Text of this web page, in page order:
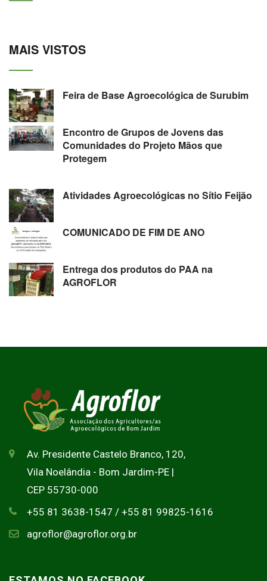
MAIS VISTOS
Feira de Base Agroecológica de Surubim
Encontro de Grupos de Jovens das
Comunidades do Projeto Mãos que
Protegem
Atividades Agroecológicas no Sítio Feijão
COMUNICADO DE FIM DE ANO
Entrega dos produtos do PAA na
AGROFLOR
Av. Presidente Castelo Branco, 120,
Vila Noelândia - Bom Jardim-PE |
CEP 55730-000
+55 81 3638-1547 / +55 81 99825-1616
agroflor@agroflor.org.br